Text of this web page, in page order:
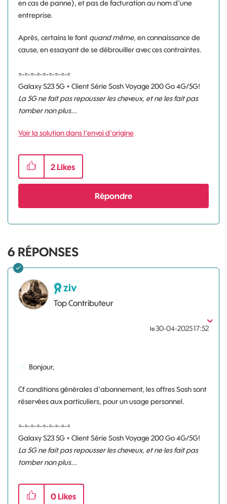
en cas de panne), et pas de facturation au nom d'une
entreprise.
Après, certains le font quand même, en connaissance de
cause, en essayant de se débrouiller avec ces contraintes.
=-=-=-=-=-=-=-=-=
Galaxy S23 5G + Client Série Sosh Voyage 200 Go 4G/5G!
La 5G ne fait pas repousser les cheveux, et ne les fait pas
tomber non plus...
Voir la solution dans l'envoi d'origine
2 Likes
Répondre
6 RÉPONSES
ziv
Top Contributeur
le‎30-04-202517:52
Bonjour,
Cf conditions générales d'abonnement, les offres Sosh sont
réservées aux particuliers, pour un usage personnel.
=-=-=-=-=-=-=-=-=
Galaxy S23 5G + Client Série Sosh Voyage 200 Go 4G/5G!
La 5G ne fait pas repousser les cheveux, et ne les fait pas
tomber non plus...
0 Likes